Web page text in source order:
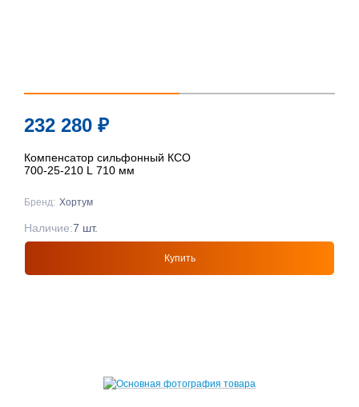
232 280 ₽
Компенсатор сильфонный КСО
700-25-210 L 710 мм
Бренд: Хортум
Купить
Наличие:7 шт.